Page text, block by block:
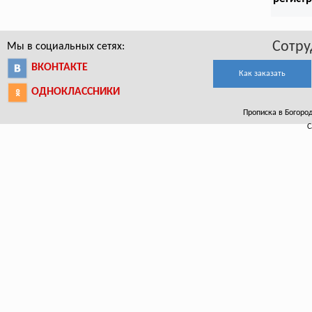
Мы в социальных сетях:
ВКОНТАКТЕ
ОДНОКЛАССНИКИ
Как заказать
Прописка в